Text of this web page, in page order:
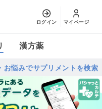
ログイン マイページ
漢方薬
お悩みでサプリメントを検索